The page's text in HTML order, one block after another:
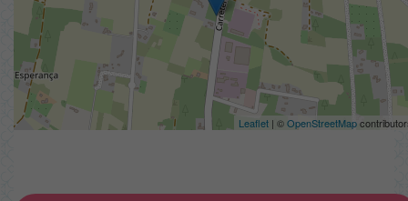
Leaflet | ©OpenStreetMap